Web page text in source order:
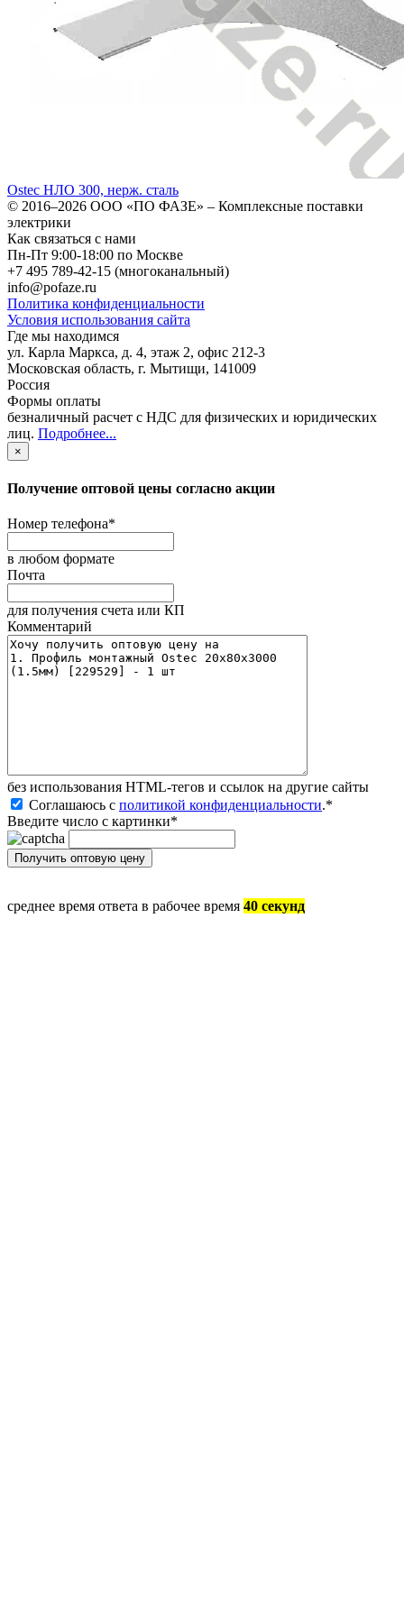
Ostec НЛО 300, нерж. сталь
© 2016–2026 ООО «ПО ФАЗЕ» – Комплексные поставки
электрики
Как связаться с нами
Пн-Пт 9:00-18:00 по Москве
+7 495 789-42-15 (многоканальный)
info@pofaze.ru
Политика конфиденциальности
Условия использования сайта
Где мы находимся
ул. Карла Маркса, д. 4, этаж 2, офис 212-3
Московская область, г. Мытищи, 141009
Россия
Формы оплаты
безналичный расчет с НДС для физических и юридических
лиц. Подробнее...
×
Получение оптовой цены согласно акции
Номер телефона*
в любом формате
Почта
для получения счета или КП
Комментарий
без иcпользования HTML-тегов и ссылок на другие сайты
Соглашаюсь с политикой конфиденциальности.*
Введите число с картинки*
среднее время ответа в рабочее время 40 секунд